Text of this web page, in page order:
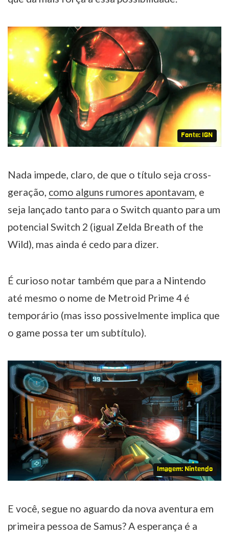
Fonte: IGN
Nada impede, claro, de que o título seja cross-
geração, como alguns rumores apontavam, e
seja lançado tanto para o Switch quanto para um
potencial Switch 2 (igual Zelda Breath of the
Wild), mas ainda é cedo para dizer.
É curioso notar também que para a Nintendo
até mesmo o nome de Metroid Prime 4 é
temporário (mas isso possivelmente implica que
o game possa ter um subtítulo).
Imagem: Nintendo
E você, segue no aguardo da nova aventura em
primeira pessoa de Samus? A esperança é a